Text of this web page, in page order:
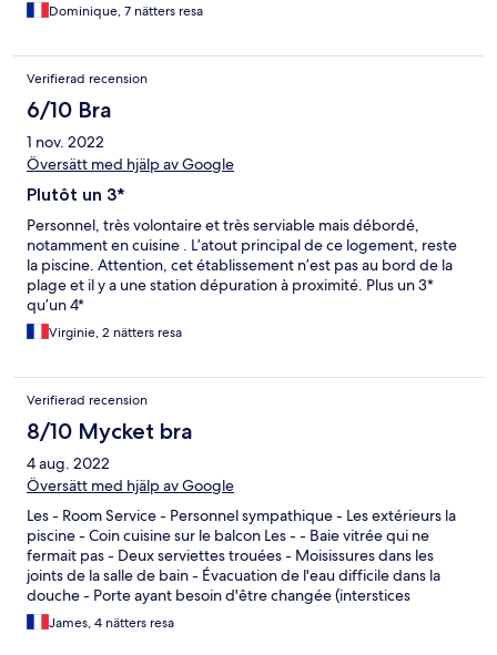
Dominique, 7 nätters resa
Verifierad recension
6/10 Bra
1 nov. 2022
Översätt med hjälp av Google
Plutôt un 3*
Personnel, très volontaire et très serviable mais débordé,
notamment en cuisine . L’atout principal de ce logement, reste
la piscine. Attention, cet établissement n’est pas au bord de la
plage et il y a une station dépuration à proximité. Plus un 3*
qu’un 4*
Virginie, 2 nätters resa
Verifierad recension
8/10 Mycket bra
4 aug. 2022
Översätt med hjälp av Google
Les - Room Service - Personnel sympathique - Les extérieurs la
piscine - Coin cuisine sur le balcon Les - - Baie vitrée qui ne
fermait pas - Deux serviettes trouées - Moisissures dans les
joints de la salle de bain - Évacuation de l'eau difficile dans la
douche - Porte ayant besoin d'être changée (interstices
calfeutrées avec du papier) - Parking voiture petit
James, 4 nätters resa